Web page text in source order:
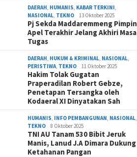
DAERAH HUMANIS KABAR TERKINI
NASIONAL TEKNO 13 Oktober 2025
Pj Sekda Maddaremmeng Pimpin
Apel Terakhir Jelang Akhiri Masa
Tugas
DAERAH HUKUM & KRIMINAL NASIONAL
PERISTIWA TEKNO 11 Oktober 2025
Hakim Tolak Gugatan
Praperadilan Robert Gebze,
Penetapan Tersangka oleh
Kodaeral XI Dinyatakan Sah
HUMANIS INFO PEMBANGUNAN NASIONAL
TEKNO
8 Oktober 2025
TNI AU Tanam 530 Bibit Jeruk
Manis, Lanud J.A Dimara Dukung
Ketahanan Pangan